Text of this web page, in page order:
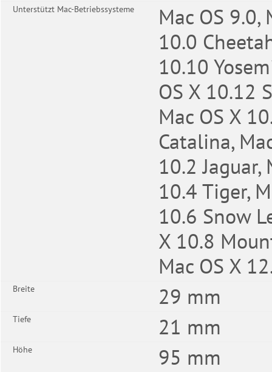
Unterstützt Mac-Betriebssysteme
Mac OS 9.0,
10.0
10.10
OS X 10.12
Mac OS X
Catalina,
10.2 Jaguar,
10.4 Tiger,
10.6 Snow
X 10.8
Mac OS X
Breite 29 mm
Tiefe 21 mm
Höhe 95 mm